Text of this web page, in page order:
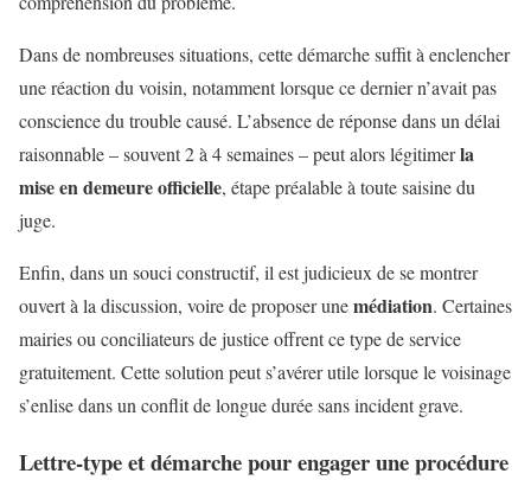
Dans de nombreuses situations, cette démarche suffit à enclencher
une réaction du voisin, notamment lorsque ce dernier n’avait pas
conscience du trouble causé. L’absence de réponse dans un délai
raisonnable – souvent 2 à 4 semaines – peut alors légitimerla
mise en demeure officielle, étape préalable à toute saisine du
juge.
Enfin, dans un souci constructif, il est judicieux de se montrer
ouvert à la discussion, voire de proposer unemédiation. Certaines
mairies ou conciliateurs de justice offrent ce type de service
gratuitement. Cette solution peut s’avérer utile lorsque le voisinage
s’enlise dans un conflit de longue durée sans incident grave.
Lettre-type et démarche pour engager une procédure